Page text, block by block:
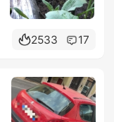
2533 17